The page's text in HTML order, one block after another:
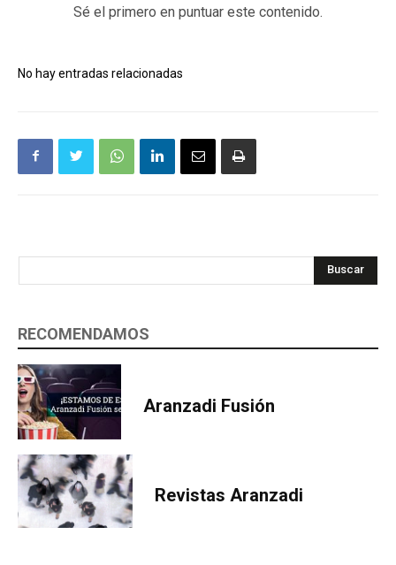
Sé el primero en puntuar este contenido.
No hay entradas relacionadas
Buscar
RECOMENDAMOS
Aranzadi Fusión
Revistas Aranzadi